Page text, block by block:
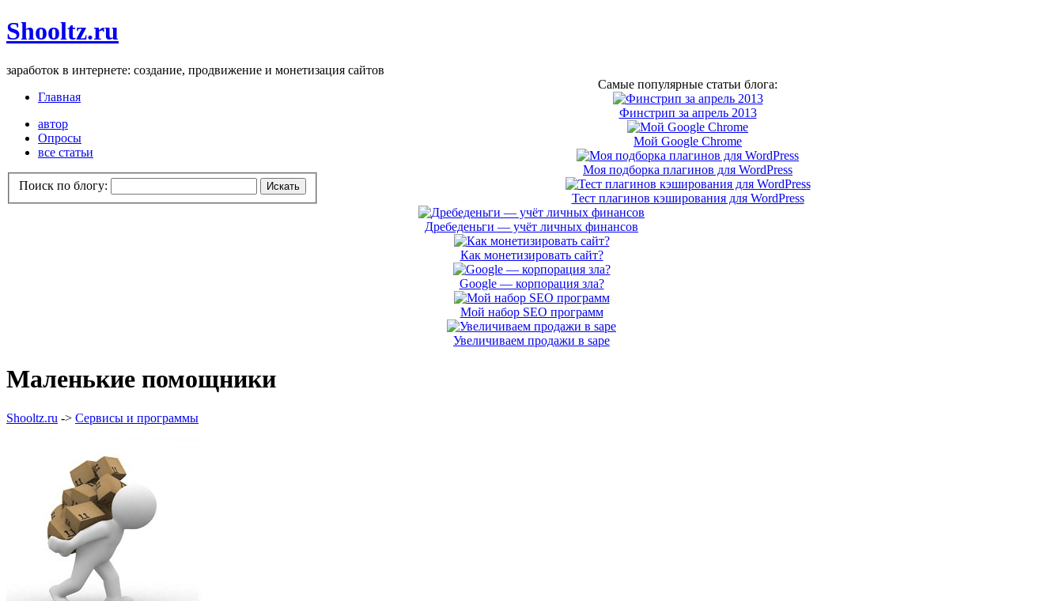
Shooltz.ru
заработок в интернете: создание, продвижение и монетизация сайтов
Главная
автор
Опросы
все статьи
Поиск по блогу:
Самые популярные статьи блога:
Финстрип за апрель 2013
Мой Google Chrome
Моя подборка плагинов для WordPress
Тест плагинов кэширования для WordPress
Дребеденьги — учёт личных финансов
Как монетизировать сайт?
Google — корпорация зла?
Мой набор SEO программ
Увеличиваем продажи в sape
Маленькие помощники
Shooltz.ru -> Сервисы и программы